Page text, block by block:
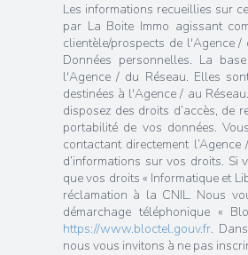
Les informations recueillies sur
par La Boite Immo agissant
clientèle/prospects de l'Agence
Données personnelles. La
l'Agence / du Réseau. Elles
destinées à l'Agence / au
disposez des droits d’accès, de
portabilité de vos données.
contactant directement
d’informations sur vos droits. Si
que vos droits « Informatique et
réclamation à la CNIL. Nous
démarchage téléphonique «
https://www.bloctel.gouv.fr.
nous vous invitons à ne pas